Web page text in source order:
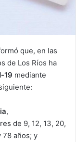
que, en las
de Los Ríos ha
19 mediante
,
de 9, 12, 13, 20,
78 años; y